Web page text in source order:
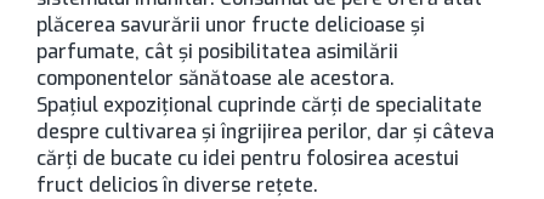
plăcerea savurării unor fructe delicioase şi
parfumate, cât şi posibilitatea asimilării
componentelor sănătoase ale acestora.
Spaţiul expozițional cuprinde cărţi de specialitate
despre cultivarea şi îngrijirea perilor, dar şi câteva
cărţi de bucate cu idei pentru folosirea acestui
fruct delicios în diverse reţete.